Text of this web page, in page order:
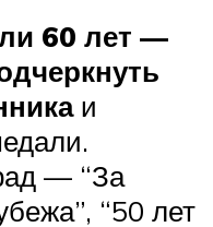
60 лет —
и
— “За
“50 лет